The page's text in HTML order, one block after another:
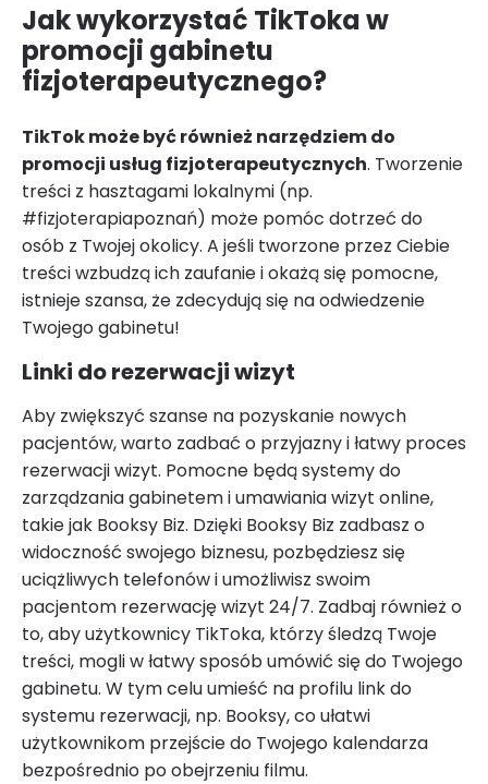
Jak wykorzystać TikToka w
promocji gabinetu
fizjoterapeutycznego?
TikTok może być również narzędziem do
promocji usług fizjoterapeutycznych. Tworzenie
treści z hasztagami lokalnymi (np.
#fizjoterapiapoznań) może pomóc dotrzeć do
osób z Twojej okolicy. A jeśli tworzone przez Ciebie
treści wzbudzą ich zaufanie i okażą się pomocne,
istnieje szansa, że zdecydują się na odwiedzenie
Twojego gabinetu!
Linki do rezerwacji wizyt
Aby zwiększyć szanse na pozyskanie nowych
pacjentów, warto zadbać o przyjazny i łatwy proces
rezerwacji wizyt. Pomocne będą systemy do
zarządzania gabinetem i umawiania wizyt online,
takie jak Booksy Biz. Dzięki Booksy Biz zadbasz o
widoczność swojego biznesu, pozbędziesz się
uciążliwych telefonów i umożliwisz swoim
pacjentom rezerwację wizyt 24/7. Zadbaj również o
to, aby użytkownicy TikToka, którzy śledzą Twoje
treści, mogli w łatwy sposób umówić się do Twojego
gabinetu. W tym celu umieść na profilu link do
systemu rezerwacji, np. Booksy, co ułatwi
użytkownikom przejście do Twojego kalendarza
bezpośrednio po obejrzeniu filmu.